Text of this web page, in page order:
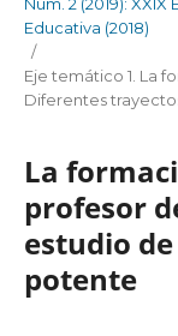
Educativa (2018)
/
Eje temático 1. La
Diferentes
La
profesor
estudio
potente